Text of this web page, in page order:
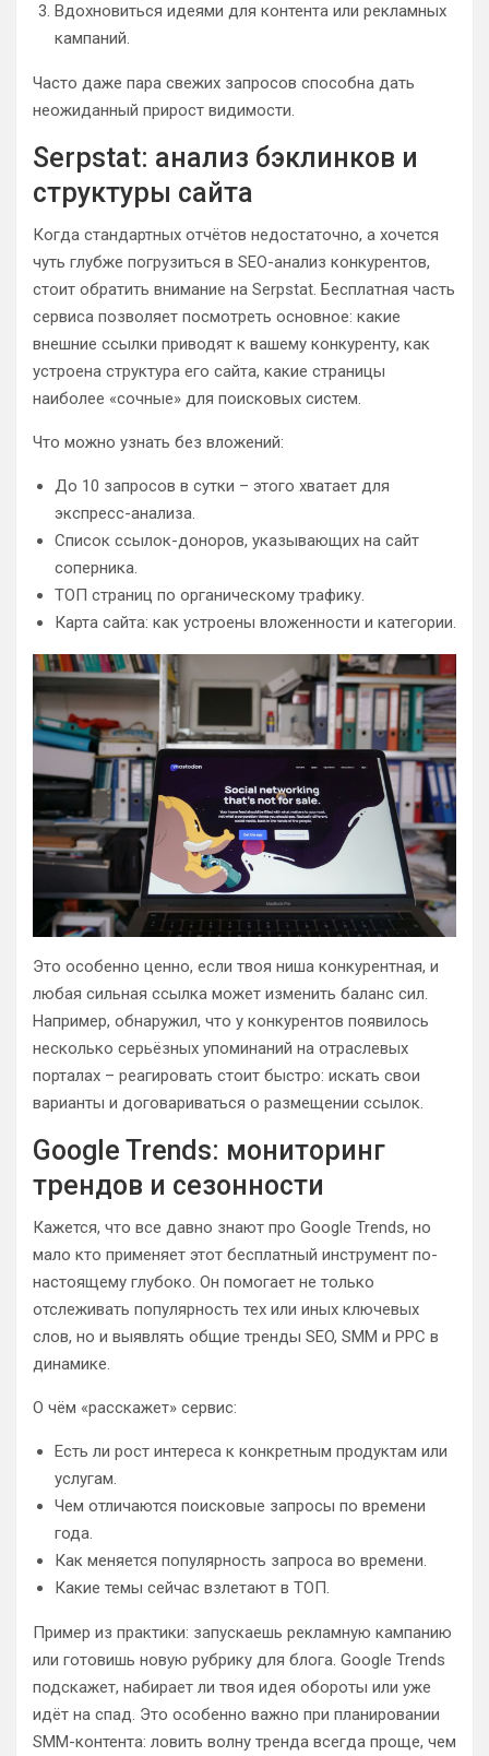
Вдохновиться идеями для контента или рекламных
кампаний.
Часто даже пара свежих запросов способна дать
неожиданный прирост видимости.
Serpstat: анализ бэклинков и
структуры сайта
Когда стандартных отчётов недостаточно, а хочется
чуть глубже погрузиться в SEO-анализ конкурентов,
стоит обратить внимание на Serpstat. Бесплатная часть
сервиса позволяет посмотреть основное: какие
внешние ссылки приводят к вашему конкуренту, как
устроена структура его сайта, какие страницы
наиболее «сочные» для поисковых систем.
Что можно узнать без вложений:
До 10 запросов в сутки – этого хватает для
экспресс-анализа.
Список ссылок-доноров, указывающих на сайт
соперника.
ТОП страниц по органическому трафику.
Карта сайта: как устроены вложенности и категории.
Это особенно ценно, если твоя ниша конкурентная, и
любая сильная ссылка может изменить баланс сил.
Например, обнаружил, что у конкурентов появилось
несколько серьёзных упоминаний на отраслевых
порталах – реагировать стоит быстро: искать свои
варианты и договариваться о размещении ссылок.
Google Trends: мониторинг
трендов и сезонности
Кажется, что все давно знают про Google Trends, но
мало кто применяет этот бесплатный инструмент по-
настоящему глубоко. Он помогает не только
отслеживать популярность тех или иных ключевых
слов, но и выявлять общие тренды SEO, SMM и PPC в
динамике.
О чём «расскажет» сервис:
Есть ли рост интереса к конкретным продуктам или
услугам.
Чем отличаются поисковые запросы по времени
года.
Как меняется популярность запроса во времени.
Какие темы сейчас взлетают в ТОП.
Пример из практики: запускаешь рекламную кампанию
или готовишь новую рубрику для блога. Google Trends
подскажет, набирает ли твоя идея обороты или уже
идёт на спад. Это особенно важно при планировании
SMM-контента: ловить волну тренда всегда проще, чем